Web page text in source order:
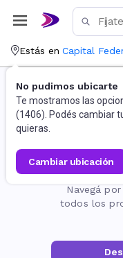
Estás en Capital
No pudimos ubicarte
Te mostramos las
(1406). Podés cambiar
quieras.
cambiar ubicación
La
Navegá
todos los